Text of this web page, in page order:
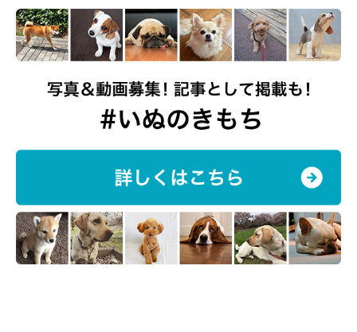
【ブログ】しばと娘と私